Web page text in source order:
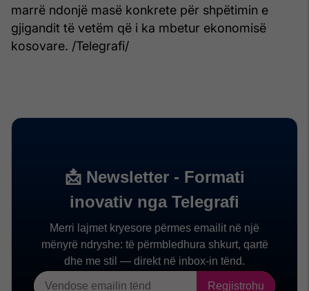
marrë ndonjë masë konkrete për shpëtimin e
gjigandit të vetëm që i ka mbetur ekonomisë
kosovare. /Telegrafi/